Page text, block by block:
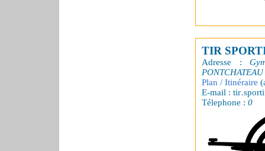
TIR
Adresse :
PONTCHATEAU
Plan / Itinéraire
E-mail : tir
Télephone : 0